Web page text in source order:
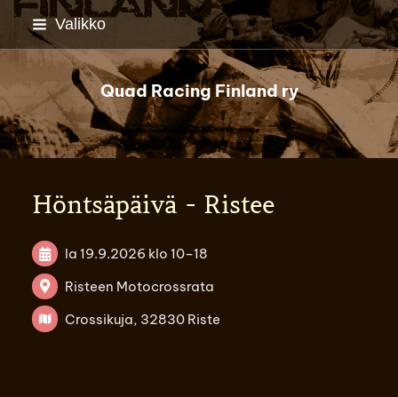
Siirry
sivun
sisältöön
Valikko
Quad Racing Finland ry
Höntsäpäivä - Ristee
la 19.9.2026 klo 10–18
Risteen Motocrossrata
Crossikuja, 32830 Riste